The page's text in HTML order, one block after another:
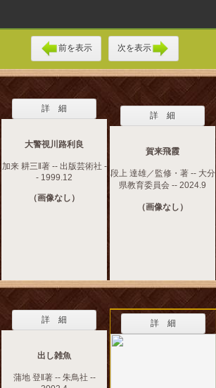
前を表示 次を表示
詳 細
大警視川路利良
加来 耕三‖著 -- 出版芸術社 -
- 1999.12
（画像なし）
詳 細
賀来飛霞
段上 達雄／監修・著 -- 大分
県教育委員会 -- 2024.9
（画像なし）
詳 細
出し雑魚
蒲地 登‖著 -- 朱鳥社 --
詳 細